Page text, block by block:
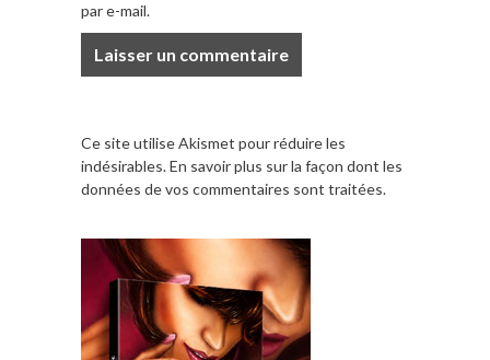
par e-mail.
Ce site utilise Akismet pour réduire les
indésirables.En savoir plus sur la façon dont les
données de vos commentaires sont traitées.